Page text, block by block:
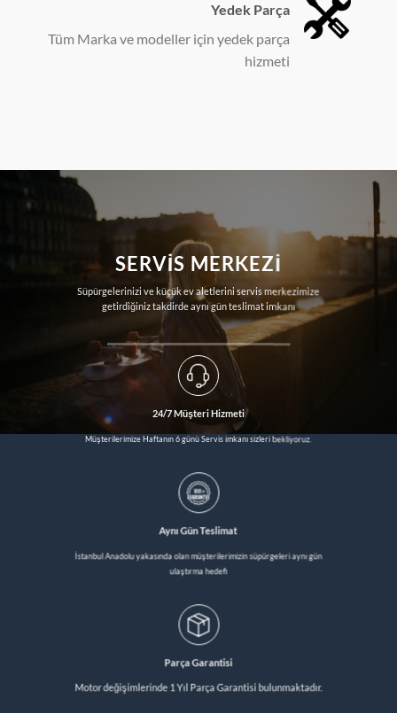
Yedek Parça
Tüm Marka ve modeller için yedek parça
hizmeti
SERVIS MERKEZI
Süpürgelerinizi ve küçük ev aletlerini servis merkezimize
getirdiğiniz takdirde aynı gün teslimat imkanı
24/7 Müşteri Hizmeti
Müşterilerimize Haftanın 6 günü Servis imkanı sizleri bekliyoruz.
Aynı Gün Teslimat
İstanbul Anadolu yakasında olan müşterilerimizin süpürgeleri aynı gün
ulaştırma hedefi
Parça Garantisi
Motor değişimlerinde 1 Yıl Parça Garantisi bulunmaktadır.